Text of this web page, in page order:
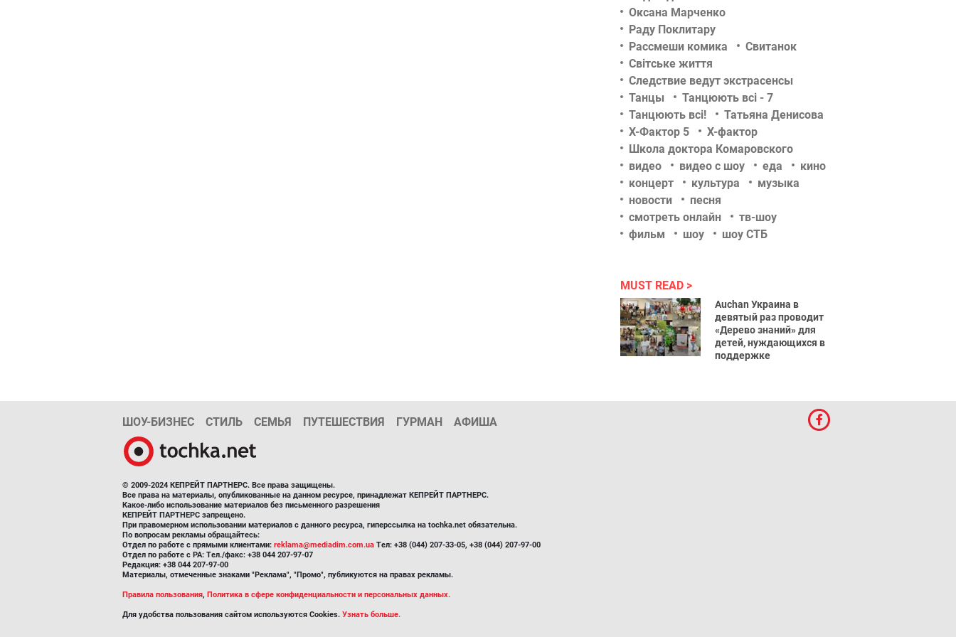
Оксана Марченко
Раду Поклитару
Рассмеши комика
Свитанок
Світське життя
Следствие ведут экстрасенсы
Танцы
Танцюють всі - 7
Танцюють всі!
Татьяна Денисова
Х-Фактор 5
Х-фактор
Школа доктора Комаровского
видео
видео с шоу еда
кино
концерт
культура
музыка
новости
песня
смотреть онлайн
тв-шоу
фильм
шоу шоу СТБ
MUST READ
Auchan Украина в
девятый раз проводит
«Дерево знаний» для
детей, нуждающихся в
поддержке
ШОУ-БИЗНЕС СТИЛЬ СЕМЬЯ ПУТЕШЕСТВИЯ ГУРМАН АФИША
© 2009-2024 КЕПРЕЙТ ПАРТНЕРС. Все права защищены.
Все права на материалы, опубликованные на данном ресурсе, принадлежат КЕПРЕЙТ ПАРТНЕРС.
Какое-либо использование материалов без письменного разрешения
КЕПРЕЙТ ПАРТНЕРС запрещено.
При правомерном использовании материалов с данного ресурса, гиперссылка на tochka.net обязательна.
По вопросам рекламы обращайтесь:
Отдел по работе с прямыми клиентами: reklama@mediadim.com.ua Тел: +38 (044) 207-33-05, +38 (044) 207-97-00
Отдел по работе с РА: Тел./факс: +38 044 207-97-07
Редакция: +38 044 207-97-00
Материалы, отмеченные знаками "Реклама", "Промо", публикуются на правах рекламы.
Правила пользования, Политика в сфере конфиденциальности и персональных данных.
Для удобства пользования сайтом используются Cookies. Узнать больше.